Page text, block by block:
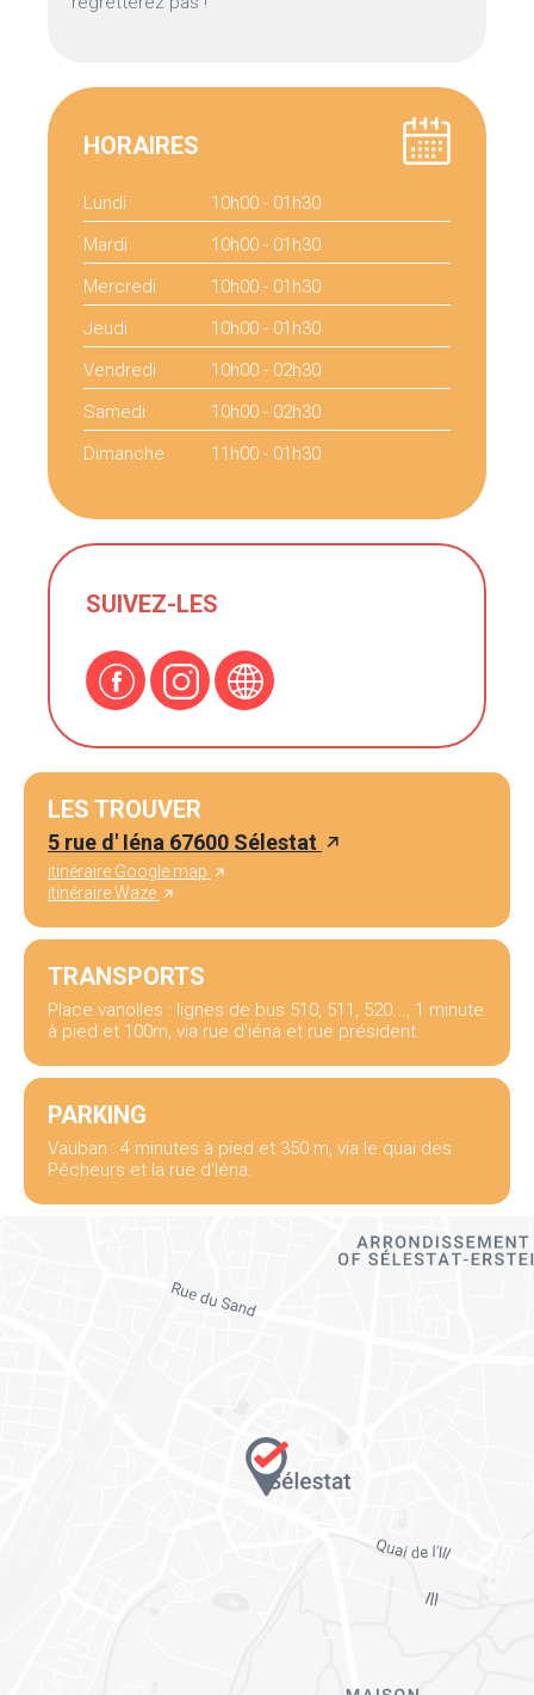
HORAIRES
Lundi
10h00 - 01h30
Mardi
10h00 - 01h30
Mercredi
10h00 - 01h30
Jeudi
10h00 - 01h30
Vendredi
10h00 - 02h30
Samedi
10h00 - 02h30
Dimanche
11h00 - 01h30
SUIVEZ-LES
LES TROUVER
5 rue d' Iéna 67600 Sélestat
itinéraire Google map
itinéraire Waze
TRANSPORTS
Place vanolles : lignes de bus 510, 511, 520..., 1 minute
à pied et 100m, via rue d'iéna et rue président.
PARKING
Vauban : 4 minutes à pied et 350 m, via le quai des
Pêcheurs et la rue d'Iéna.